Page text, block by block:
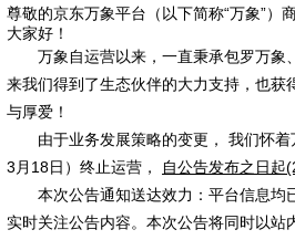
尊敬的京东万象平台（以下简称“万象”）
大家好！
万象自运营以来，一直秉承包罗万象
来我们得到了生态伙伴的大力支持，也
与厚爱！
由于业务发展策略的变更， 我们怀
3月18日）终止运营，
自公告发布之日起
本次公告通知送达效力：平台信息均
实时关注公告内容。本次公告将同时以站
邮箱：